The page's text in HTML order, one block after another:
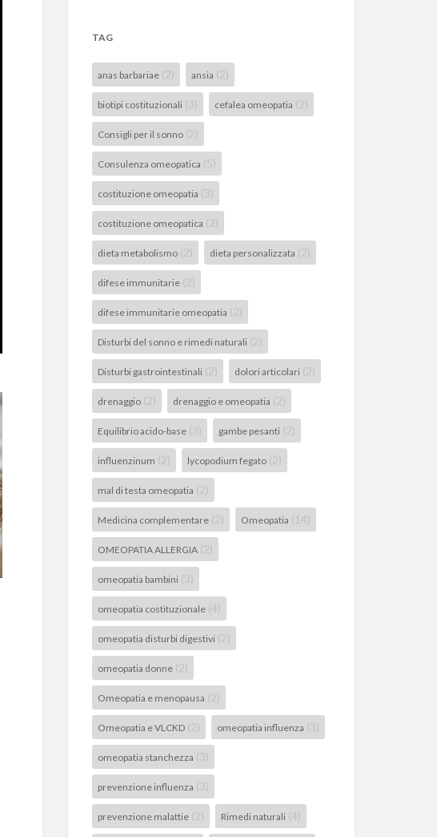
TAG
anas barbariae (2) ansia (2)
biotipi costituzionali (3) cefalea omeopatia (2)
Consigli per il sonno (2)
Consulenza omeopatica (5)
costituzione omeopatia (3)
costituzione omeopatica (2)
dieta metabolismo (2) dieta personalizzata (2)
difese immunitarie (2)
difese immunitarie omeopatia (2)
Disturbi del sonno e rimedi naturali (2)
Disturbi gastrointestinali (2) dolori articolari (2)
drenaggio (2) drenaggio e omeopatia (2)
Equilibrio acido-base (3) gambe pesanti (2)
influenzinum (2) lycopodium fegato (2)
mal di testa omeopatia (2)
Medicina complementare (2) Omeopatia (14)
OMEOPATIA ALLERGIA (2)
omeopatia bambini (3)
omeopatia costituzionale (4)
omeopatia disturbi digestivi (2)
omeopatia donne (2)
Omeopatia e menopausa (2)
Omeopatia e VLCKD (2) omeopatia influenza (3)
omeopatia stanchezza (3)
prevenzione influenza (3)
prevenzione malattie (2) Rimedi naturali (4)